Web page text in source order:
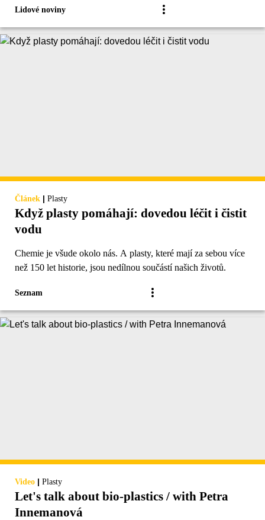
Lidové noviny
Článek | Plasty
Když plasty pomáhají: dovedou léčit i čistit
vodu
Chemie je všude okolo nás. A plasty, které mají za sebou více
než 150 let historie, jsou nedílnou součástí našich životů.
Seznam
Video | Plasty
Let's talk about bio-plastics / with Petra
Innemanová